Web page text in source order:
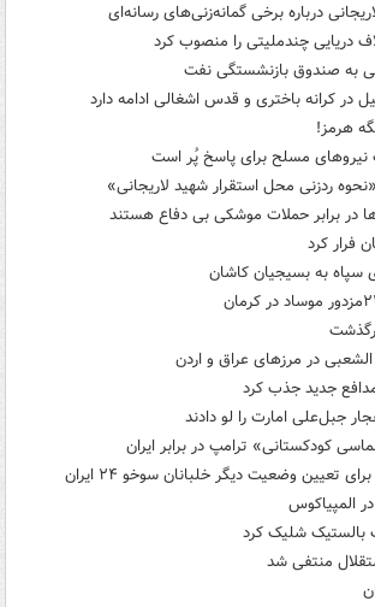
درباره برخی گمانه‌زنی‌های رسانه‌ای
دریایی چندملیتی را منصوب کرد
در کرانه باختری و قدس اشغالی ادامه دارد
هرمز!
نیروهای مسلح برای پاسخ پُر است
ردزنی محل استقرار شهید لاریجانی»
برابر حملات موشکی بی دفاع هستند
فرار کرد
سپاه به بسیجیان کاشان
در مرزهای عراق و اردن
جبل‌علی امارت را لو دادند
کودکستانی» ترامپ در برابر ایران
تعیین وضعیت دیگر خلبانان سوخو ۲۴ ایران
المپیاکوس
شلیک کرد
منتفی شد